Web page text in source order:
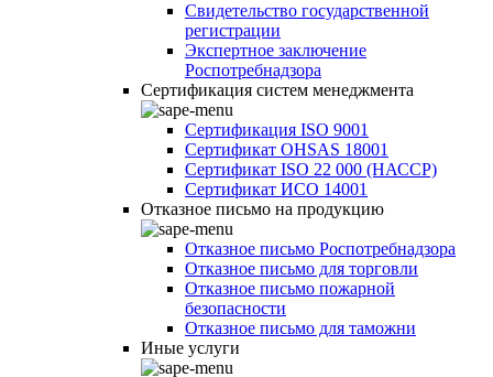
Свидетельство государственной
регистрации
Экспертное заключение
Роспотребнадзора
Сертификация систем менеджмента
Сертификация ISO 9001
Сертификат OHSAS 18001
Сертификат ISO 22 000 (НАССР)
Сертификат ИСО 14001
Отказное письмо на продукцию
Отказное письмо Роспотребнадзора
Отказное письмо для торговли
Отказное письмо пожарной
безопасности
Отказное письмо для таможни
Иные услуги